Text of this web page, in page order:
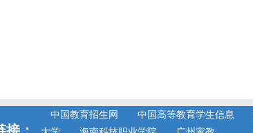
中国教育招生网 中国高等教育学生信息